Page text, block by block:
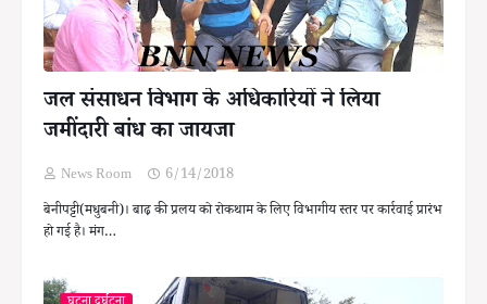
जल संसाधन विभाग के अधिकारियों ने लिया
जमींदारी बांध का जायजा
News Room
6/14/2018
बेनीपट्टी(मधुबनी)। बाढ़ की प्रलय को रोकथाम के लिए विभागीय स्तर पर कार्रवाई प्रारंभ
हो गई है। मंग…